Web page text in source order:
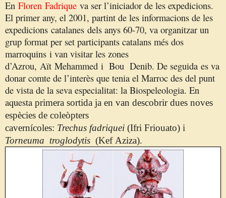
En Floren Fadrique va ser l’iniciador de les expedicions.
El primer any, el 2001, partint de les informacions de les
expedicions catalanes dels anys 60-70, va organitzar un
grup format per set participants catalans més dos
marroquins i van visitar les zones
d’Azrou, Aït Mehammed i Bou Denib. De seguida es va
donar comte de l’interès que tenia el Marroc des del punt
de vista de la seva especialitat: la Biospeleologia. En
aquesta primera sortida ja en van descobrir dues noves
espècies de coleòpters
cavernícoles: Trechus fadriquei (Ifri Friouato) i
Torneuma troglodytis (Kef Aziza).